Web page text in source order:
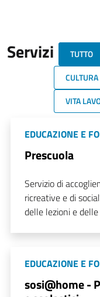
Servizi TUTTO
VITA
EDUCAZIONE E
Prescuola
Servizio di
ricreative e di
delle lezioni e
EDUCAZIONE E
sosi@home -